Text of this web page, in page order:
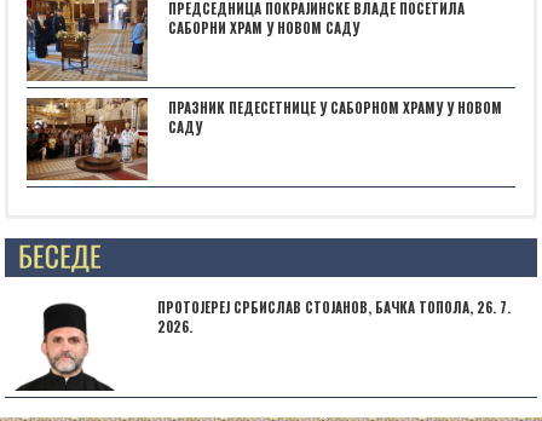
ПРЕДСЕДНИЦА ПОКРАЈИНСКЕ ВЛАДЕ ПОСЕТИЛА
САБОРНИ ХРАМ У НОВОМ САДУ
ПРАЗНИК ПЕДЕСЕТНИЦЕ У САБОРНОМ ХРАМУ У НОВОМ
САДУ
Posts not found
ПРОТОЈЕРЕЈ СРБИСЛАВ СТОЈАНОВ, БАЧКА ТОПОЛА, 26. 7.
2026.